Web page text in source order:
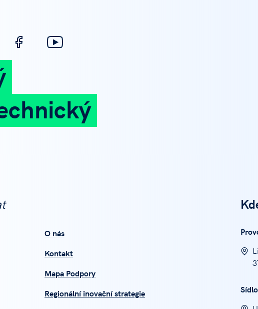
O nás
Kontakt
Mapa Podpory
Regionální inovační strategie
Sídlo